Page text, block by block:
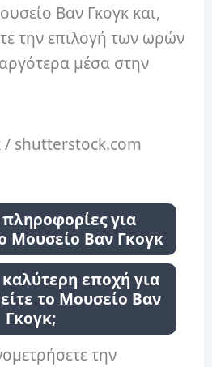
Βαν Γκογκ και,
την επιλογή των ωρών
μέσα στην
/ shutterstock.com
για
Μουσείο Βαν Γκογκ
καλύτερη εποχή για
το Μουσείο Βαν
Γκογκ;
την